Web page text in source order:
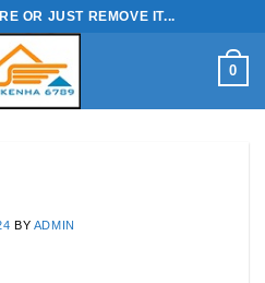
OR JUST REMOVE IT...
0
BY ADMIN